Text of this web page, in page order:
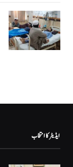
ایڈیٹر کا انتخاب